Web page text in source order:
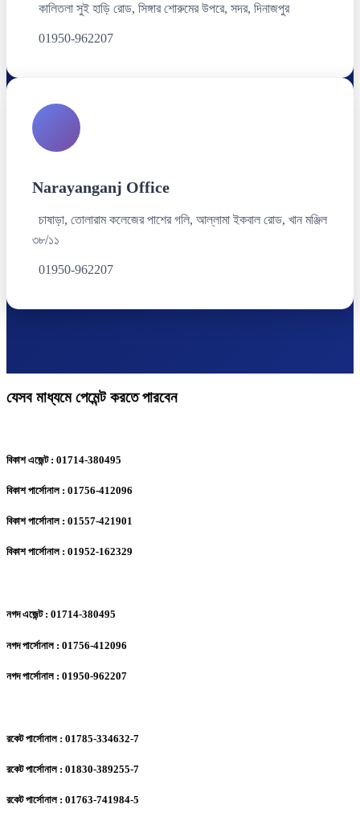
কালিতলা সুই হাড়ি রোড, সিঙ্গার শোরুমের উপরে, সদর, দিনাজপুর
01950-962207
Narayanganj Office
চাষাড়া, তোলারাম কলেজের পাশের গলি, আল্লামা ইকবাল রোড, খান মঞ্জিল
৩৮/১১
01950-962207
যেসব মাধ্যমে পেমেন্ট করতে পারবেন
বিকাশ এজেন্ট : 01714-380495
বিকাশ পার্সোনাল : 01756-412096
বিকাশ পার্সোনাল : 01557-421901
বিকাশ পার্সোনাল : 01952-162329
নগদ এজেন্ট : 01714-380495
নগদ পার্সোনাল : 01756-412096
নগদ পার্সোনাল : 01950-962207
রকেট পার্সোনাল : 01785-334632-7
রকেট পার্সোনাল : 01830-389255-7
রকেট পার্সোনাল : 01763-741984-5